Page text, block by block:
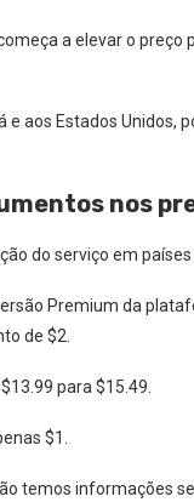
a elevar o
aos Estados Unidos,
nos
do serviço em países
Premium da
de $2.
para $15.49.
$1.
temos informações